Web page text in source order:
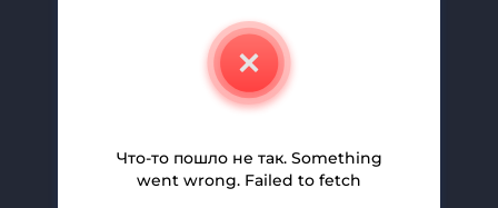
Свяжитесь С Нами
Помощь И Поддержка
Партнерская Программа
Политика Конфиденциальности
Что-то пошло не так. Something
went wrong. Failed to fetch